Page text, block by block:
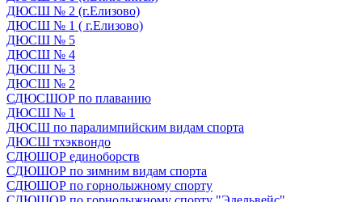
ДЮСШ № 2 (г.Елизово)
ДЮСШ № 1 ( г.Елизово)
ДЮСШ № 5
ДЮСШ № 4
ДЮСШ № 3
ДЮСШ № 2
СДЮСШОР по плаванию
ДЮСШ № 1
ДЮСШ по паралимпийским видам спорта
ДЮСШ тхэквондо
СДЮШОР единоборств
СДЮШОР по зимним видам спорта
СДЮШОР по горнолыжному спорту